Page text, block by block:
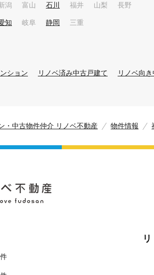
潟 富山 石川 福井 山梨 長野
知 岐阜 静岡 三重
ション リノベ済み中古戸建て リノベ向
・中古物件仲介 リノベ不動産 物件情報